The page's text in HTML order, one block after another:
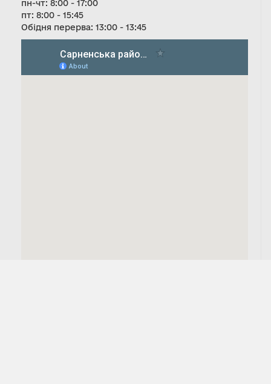
пн-чт: 8:00 - 17:00
пт: 8:00 - 15:45
Обідня перерва: 13:00 - 13:45